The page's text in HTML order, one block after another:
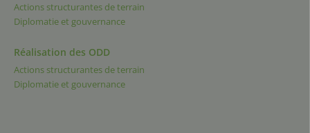
Actions structurantes de terrain
Diplomatie et gouvernance
Réalisation des ODD
Actions structurantes de terrain
Diplomatie et gouvernance